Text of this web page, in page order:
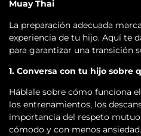
Muay Thai
La preparación adecuada
experiencia de tu hijo. Aquí te
para garantizar una transición
1. Conversa con tu hijo sobre
Háblale sobre cómo funciona
los entrenamientos, los
importancia del respeto
cómodo y con menos ansiedad.